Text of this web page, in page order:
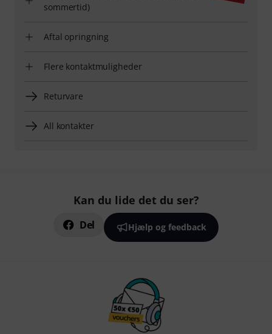
sommertid)
Aftal opringning
Flere kontaktmuligheder
Returvare
All kontakter
Kan du lide det du ser?
Del Hjælp og feedback